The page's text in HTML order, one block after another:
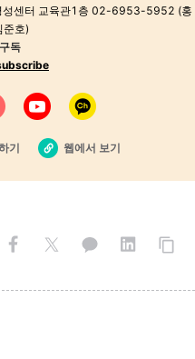
성센터 교육관1층 02-6953-5952 (홍
준호)
독
기 웹에서 보기